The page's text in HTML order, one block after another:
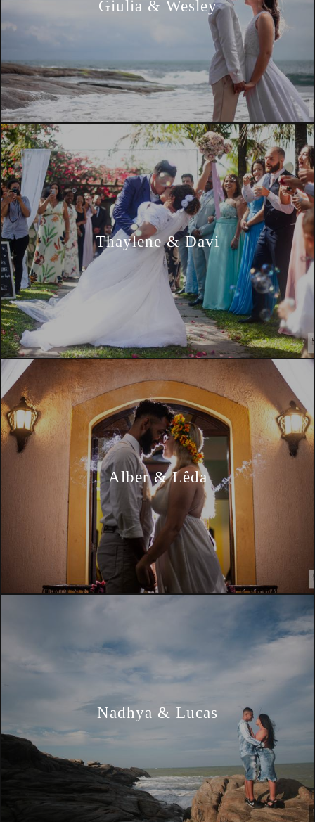
Giulia & Wesley
Thaylene & Davi
Alber & Lêda
Nadhya & Lucas